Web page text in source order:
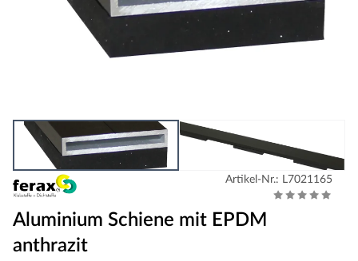
Artikel-Nr.: L7021165
Aluminium Schiene mit EPDM
anthrazit